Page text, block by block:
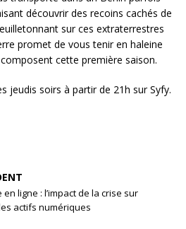
découvrir des recoins cachés de
sur ces extraterrestres
promet de vous tenir en haleine
cette première saison.
jeudis soirs à partir de 21h sur Syfy.
ligne : l’impact de la crise sur
actifs numériques